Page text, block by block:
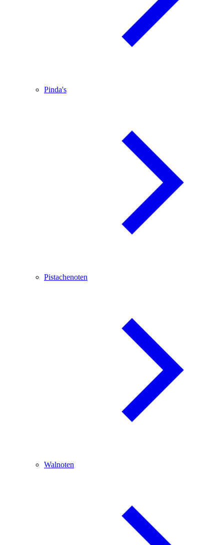
Pinda's
Pistachenoten
Walnoten